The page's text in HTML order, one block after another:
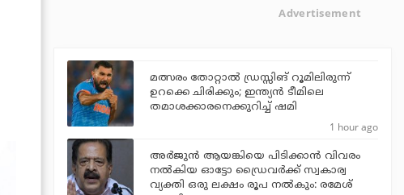
Advertisement
മത്സരം തോറ്റാല്‍ ഡ്രസ്സിങ് റൂമിലിരുന്ന്
ഉറക്കെ ചിരിക്കും; ഇന്ത്യന്‍ ടീമിലെ
തമാശക്കാരനെക്കുറിച്ച് ഷമി
1 hour ago
അര്‍ജുന്‍ ആയങ്കിയെ പിടിക്കാന്‍ വിവരം
നല്‍കിയ ഓട്ടോ ഡ്രൈവര്‍ക്ക് സ്വകാര്വ
വ്യക്തി ഒരു ലക്ഷം രൂപ നല്‍കും: രമേശ്